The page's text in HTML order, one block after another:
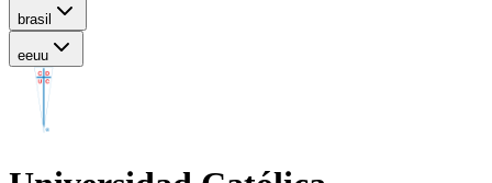
brasil
eeuu